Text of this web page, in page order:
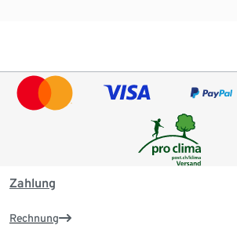
Zahlung
Rechnung